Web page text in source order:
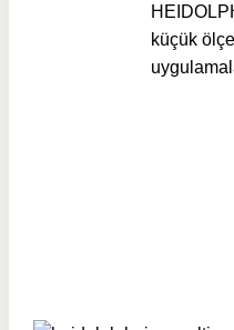
küçük